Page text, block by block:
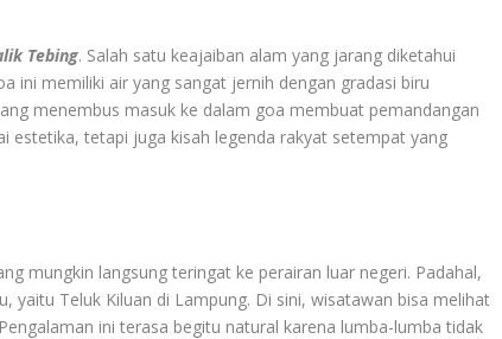
Tebing. Salah satu keajaiban alam yang jarang diketahui
ini memiliki air yang sangat jernih dengan gradasi biru
menembus masuk ke dalam goa membuat pemandangan
estetika, tetapi juga kisah legenda rakyat setempat yang
mungkin langsung teringat ke perairan luar negeri. Padahal,
yaitu Teluk Kiluan di Lampung. Di sini, wisatawan bisa melihat
ini terasa begitu natural karena lumba-lumba tidak